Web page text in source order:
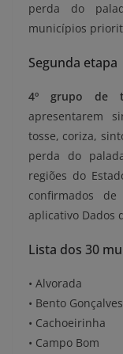
perda do
municípios
Segunda etapa
4º grupo de
apresentarem
tosse, coriza,
perda do
regiões do
confirmados
aplicativo Dados
Lista dos 30
• Alvorada
• Bento Gonçalves
• Cachoeirinha
• Campo Bom